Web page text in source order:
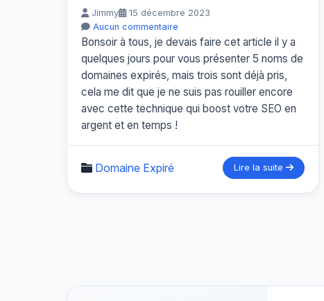
Jimmy
15 décembre 2023
Aucun commentaire
Bonsoir à tous, je devais faire cet article il y a
quelques jours pour vous présenter 5 noms de
domaines expirés, mais trois sont déjà pris,
cela me dit que je ne suis pas rouiller encore
avec cette technique qui boost votre SEO en
argent et en temps !
Domaine Expiré Lire la suite